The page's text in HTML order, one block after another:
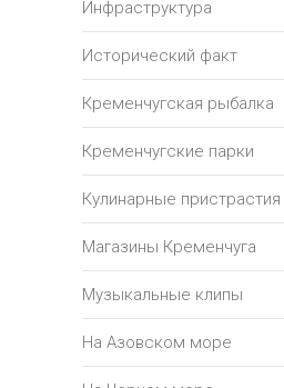
Инфраструктура
Исторический факт
Кременчугская рыбалка
Кременчугские парки
Кулинарные пристрастия
Магазины Кременчуга
Музыкальные клипы
На Азовском море